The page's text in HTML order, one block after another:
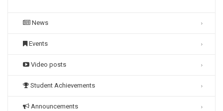
News
Events
Video posts
Student Achievements
Announcements